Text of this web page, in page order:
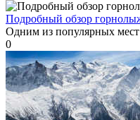
Подробный обзор
Одним из популярных
0